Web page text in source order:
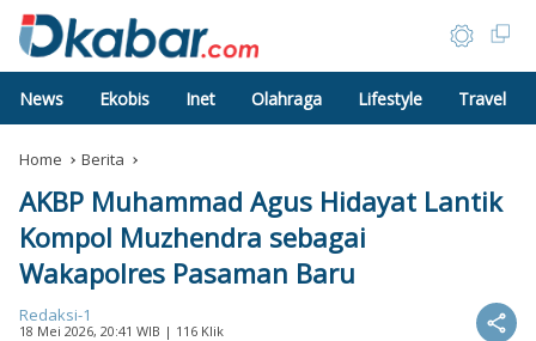
News Ekobis Inet Olahraga Lifestyle Travel
Home Berita
AKBP Muhammad Agus Hidayat Lantik
Kompol Muzhendra sebagai
Wakapolres Pasaman Baru
Redaksi-1
18 Mei 2026, 20:41 WIB | 116 Klik